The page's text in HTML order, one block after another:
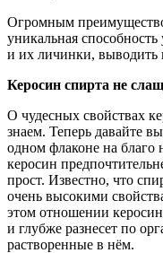
Огромным
уникальная
и их личинки, выводить
Керосин спирта не
О чудесных свойствах
знаем. Теперь давайте
одном флаконе на благо
керосин
прост. Известно, что
очень высокими
этом отношении
и глубже разнесет по
растворенные в нём.